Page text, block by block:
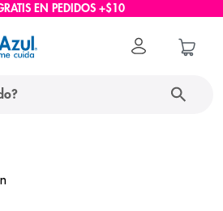
EN PEDIDOS +$10